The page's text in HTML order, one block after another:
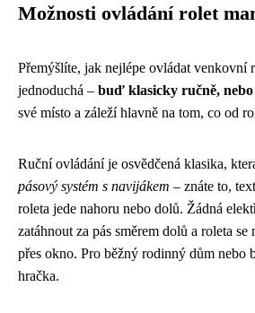
Možnosti ovládání rolet
Přemýšlíte, jak nejlépe ovládat venkovní
jednoduchá – buď klasicky ručně,
své místo a záleží hlavně na tom, co od
Ruční ovládání je osvědčená klasika,
pásový systém s navijákem – znáte to,
roleta jede nahoru nebo dolů. Žádná
zatáhnout za pás směrem dolů a roleta
přes okno. Pro běžný rodinný dům nebo
hračka.